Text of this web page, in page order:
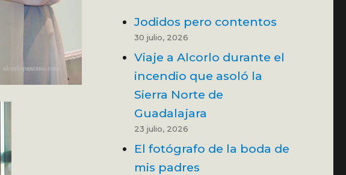
Jodidos pero contentos
30 julio, 2026
Viaje a Alcorlo durante el
incendio que asoló la
Sierra Norte de
Guadalajara
23 julio, 2026
El fotógrafo de la boda de
mis padres